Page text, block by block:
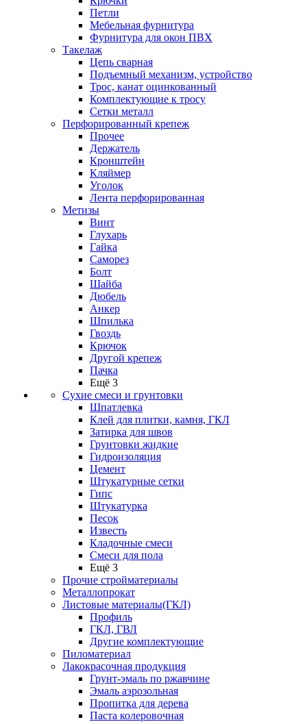
Петли
Мебельная фурнитура
Фурнитура для окон ПВХ
Такелаж
Цепь сварная
Подъемный механизм, устройство
Трос, канат оцинкованный
Комплектующие к тросу
Сетки металл
Перфорированный крепеж
Прочее
Держатель
Кронштейн
Кляймер
Уголок
Лента перфорированная
Метизы
Винт
Глухарь
Гайка
Саморез
Болт
Шайба
Дюбель
Анкер
Шпилька
Гвоздь
Крючок
Другой крепеж
Пачка
Ещё 3
Сухие смеси и грунтовки
Шпатлевка
Клей для плитки, камня, ГКЛ
Затирка для швов
Грунтовки жидкие
Гидроизоляция
Цемент
Штукатурные сетки
Гипс
Штукатурка
Песок
Известь
Кладочные смеси
Смеси для пола
Ещё 3
Прочие стройматериалы
Металлопрокат
Листовые материалы(ГКЛ)
Профиль
ГКЛ, ГВЛ
Другие комплектующие
Пиломатериал
Лакокрасочная продукция
Грунт-эмаль по ржавчине
Эмаль аэрозольная
Пропитка для дерева
Паста колеровочная